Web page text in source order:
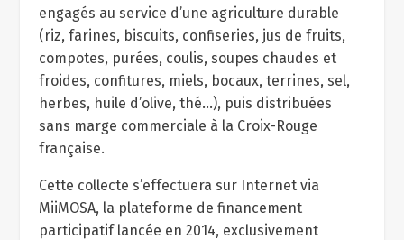
engagés au service d’une agriculture durable
(riz, farines, biscuits, confiseries, jus de fruits,
compotes, purées, coulis, soupes chaudes et
froides, confitures, miels, bocaux, terrines, sel,
herbes, huile d’olive, thé…), puis distribuées
sans marge commerciale à la Croix-Rouge
française.
Cette collecte s’effectuera sur Internet via
MiiMOSA, la plateforme de financement
participatif lancée en 2014, exclusivement